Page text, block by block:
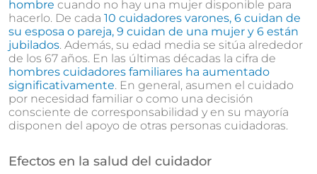
hombre cuando no hay una mujer disponible para
hacerlo. De cada 10 cuidadores varones, 6 cuidan de
su esposa o pareja, 9 cuidan de una mujer y 6 están
jubilados. Además, su edad media se sitúa alrededor
de los 67 años. En las últimas décadas la cifra de
hombres cuidadores familiares ha aumentado
significativamente. En general, asumen el cuidado
por necesidad familiar o como una decisión
consciente de corresponsabilidad y en su mayoría
disponen del apoyo de otras personas cuidadoras.
Efectos en la salud del cuidador